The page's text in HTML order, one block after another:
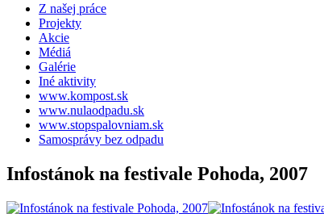
Z našej práce
Projekty
Akcie
Médiá
Galérie
Iné aktivity
www.kompost.sk
www.nulaodpadu.sk
www.stopspalovniam.sk
Samosprávy bez odpadu
Infostánok na festivale Pohoda, 2007